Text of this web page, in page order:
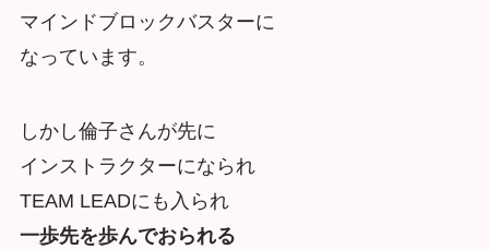
マインドブロックバスターに
なっています。
しかし倫子さんが先に
インストラクターになられ
TEAM LEADにも入られ
一歩先を歩んでおられる